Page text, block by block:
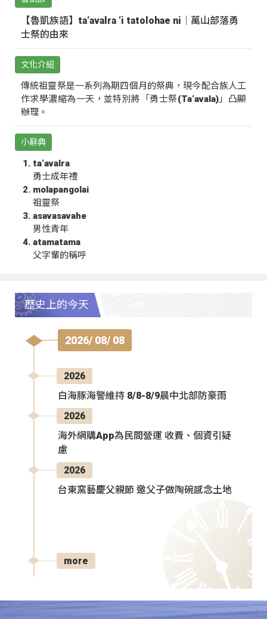
【魯凱族語】ta‘avalra ‘i tatolohae ni｜萬山部落勇
士祭的由來
文化介紹
傳統祖靈祭是一系列為期四個月的祭典，現今配合族人工
作求學濃縮為一天，並特別將「勇士祭(Ta‘avala)」凸顯
辦理。
小辭典
ta‘avalra
勇士成年禮
molapangolai
祖靈祭
asavasavahe
男性青年
atamatama
父字輩的稱呼
歷史上的今天
2026/ 08/ 08
2026
白海豚海警維持 8/8-8/9晨中北部防豪雨
2026
海外網購App為民間營運 收費、個資引疑
慮
2026
台東窯藝慶父親節 邀父子做陶碗感念土地
more